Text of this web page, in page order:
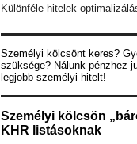
Különféle hitelek
Személyi kölcsönt keres?
szüksége? Nálunk pénzhez
legjobb személyi hitelt!
Személyi kölcsön
KHR listásoknak